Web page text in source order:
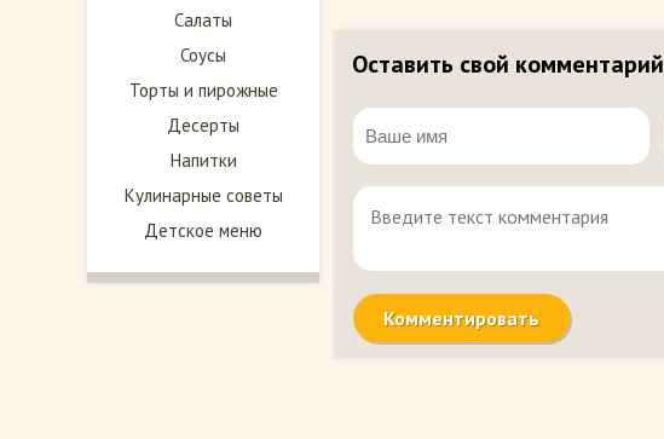
Салаты
Соусы
Торты и пирожные
Десерты
Напитки
Кулинарные советы
Детское меню
Оставить свой комментарий